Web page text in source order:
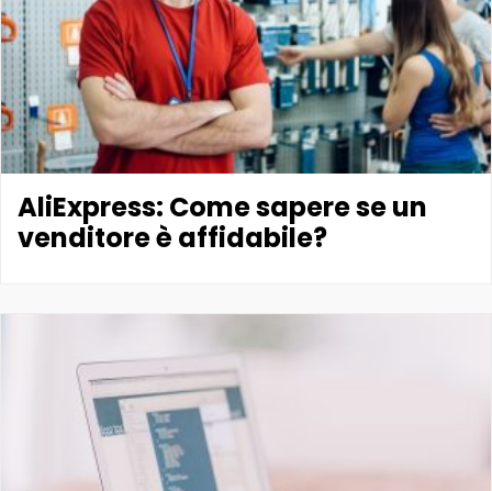
AliExpress: Come sapere se un
venditore è affidabile?